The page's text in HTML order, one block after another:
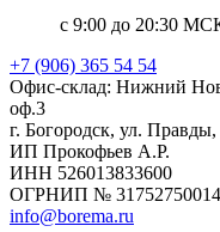
с 9:00 до 20:30
+7 (906) 365 54 54
Офис-склад: Нижний
оф.3
г. Богородск, ул.
ИП Прокофьев А.Р.
ИНН 526013833600
ОГРНИП №
info@borema.ru